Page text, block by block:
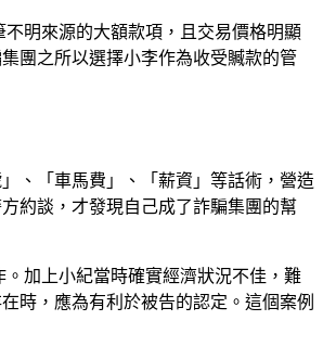
明來源的大額款項，且交易價格明顯
團之所以選擇小李作為收受贓款的管
、「車馬費」、「薪資」等話術，營造
約談，才發現自己成了詐騙集團的幫
加上小紀當時確實經濟狀況不佳，難
時，應為有利於被告的認定。這個案例